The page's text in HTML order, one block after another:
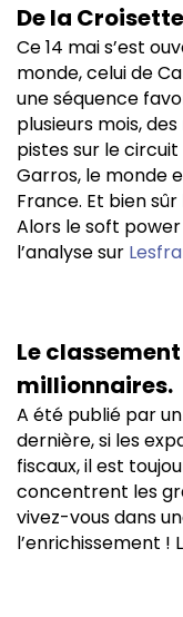
De la
Ce 14 mai s’est
monde, celui de
une séquence
plusieurs mois,
pistes sur le
Garros, le monde
France. Et bien
Alors le soft
l’analyse sur
Le
millionnaires.
A été publié par
dernière, si les
fiscaux, il est
concentrent les
vivez-vous dans
l’enrichissement !